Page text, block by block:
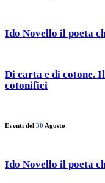
Ido Novello il poeta
Di carta e di cotone.
cotonifici
Eventi del 30 Agosto
Ido Novello il poeta